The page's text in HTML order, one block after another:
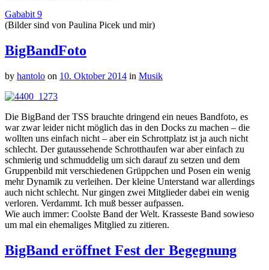
Gababit 9
(Bilder sind von Paulina Picek und mir)
BigBandFoto
by hantolo on 10. Oktober 2014 in Musik
Die BigBand der TSS brauchte dringend ein neues Bandfoto, es
war zwar leider nicht möglich das in den Docks zu machen – die
wollten uns einfach nicht – aber ein Schrottplatz ist ja auch nicht
schlecht. Der gutaussehende Schrotthaufen war aber einfach zu
schmierig und schmuddelig um sich darauf zu setzen und dem
Gruppenbild mit verschiedenen Grüppchen und Posen ein wenig
mehr Dynamik zu verleihen. Der kleine Unterstand war allerdings
auch nicht schlecht. Nur gingen zwei Mitglieder dabei ein wenig
verloren. Verdammt. Ich muß besser aufpassen.
Wie auch immer: Coolste Band der Welt. Krasseste Band sowieso
um mal ein ehemaliges Mitglied zu zitieren.
BigBand eröffnet Fest der Begegnung